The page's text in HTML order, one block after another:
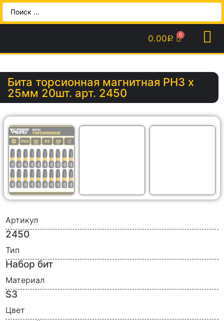
0.00Р
Бита торсионная магнитная PH3 х
25мм 20шт. арт. 2450
Артикул
2450
Тип
Набор бит
Материал
S3
Цвет